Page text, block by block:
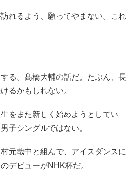
れるよう、願ってやまない。これ
る。髙橋大輔の話だ。たぶん、長
るかもしれない。
をまた新しく始めようとしてい
子シングルではない。
元哉中と組んで、アイスダンスに
デビューがNHK杯だ。